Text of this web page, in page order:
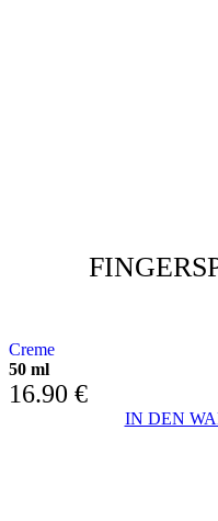
Creme
50 ml
16.90 €
IN DEN